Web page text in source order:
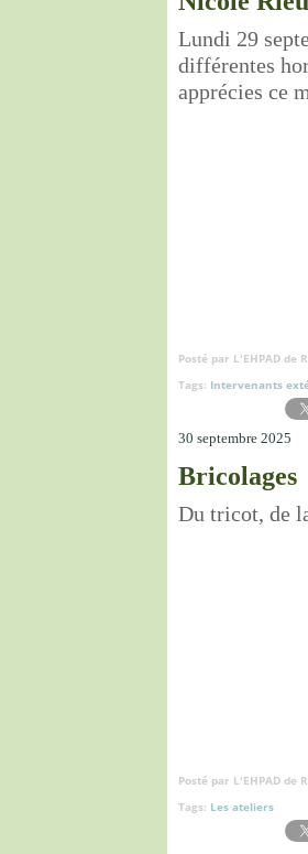
Lundi 29
différentes
apprécies ce
Posté par L'EHPAD de
Tags: Intervenants
30 septembre 2025
Bricolages
Du tricot, de
Posté par L'EHPAD de
Tags: Les ateliers